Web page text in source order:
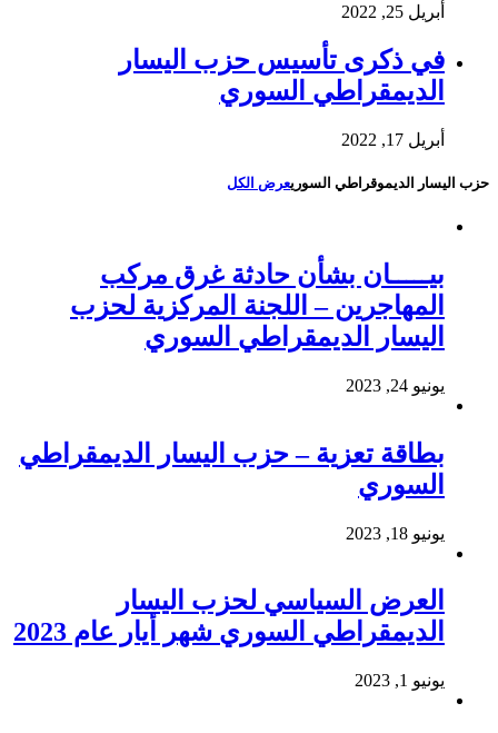
أبريل 25, 2022
في ذكرى تأسيس حزب اليسار
الديمقراطي السوري
أبريل 17, 2022
حزب اليسار الديموقراطي السوريعرض الكل
بيـــــان بشأن حادثة غرق مركب
المهاجرين – اللجنة المركزية لحزب
اليسار الديمقراطي السوري
يونيو 24, 2023
بطاقة تعزية – حزب اليسار الديمقراطي
السوري
يونيو 18, 2023
العرض السياسي لحزب اليسار
الديمقراطي السوري شهر أيار عام 2023
يونيو 1, 2023